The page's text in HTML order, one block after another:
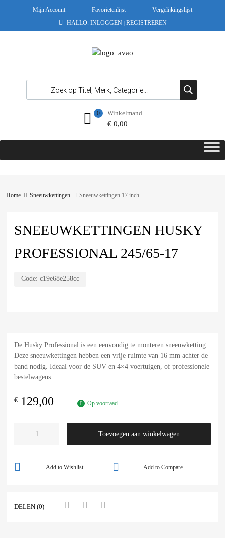
Mijn Account Favorietenlijst
Vergelijkingslijst
HALLO. INLOGGEN | REGISTREREN
Winkelmand
€0,00
0
Home Sneeuwkettingen Sneeuwkettingen 17 inch
SNEEUWKETTINGEN HUSKY
PROFESSIONAL 245/65-17
Code: c19e68e258cc
De Husky Professional is een eenvoudig te monteren sneeuwketting.
Deze sneeuwkettingen hebben een vrije ruimte van 16 mm achter de
band nodig. Ideaal voor de SUV en 4×4 voertuigen, of professionele
bestelwagens
€ 129,00 Op voorraad
Toevoegen aan winkelwagen
Add to Compare
Add to Wishlist
DELEN (0)